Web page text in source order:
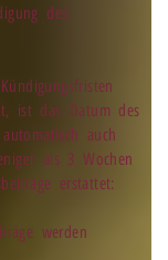
des
ist das Datum des
auch
als 3 Wochen
erstattet:
werden